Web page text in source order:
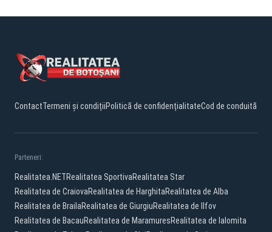
ContactTermeni și condițiiPolitică de confidențialitateCod de conduită
Parteneri:
Realitatea.NETRealitatea SportivaRealitatea Star
Realitatea de CraiovaRealitatea de HarghitaRealitatea de Alba
Realitatea de BrailaRealitatea de GiurgiuRealitatea de Ilfov
Realitatea de BacauRealitatea de MaramuresRealitatea de Ialomita